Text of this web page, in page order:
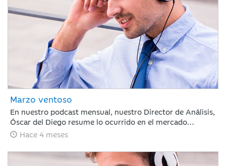
Marzo ventoso
En nuestro podcast mensual, nuestro Director de Análisis,
Óscar del Diego resume lo ocurrido en el mercado
financiero durante un mes, en el que el conflicto de Irán
buen año para los mercados financieros.
Hace 4 meses